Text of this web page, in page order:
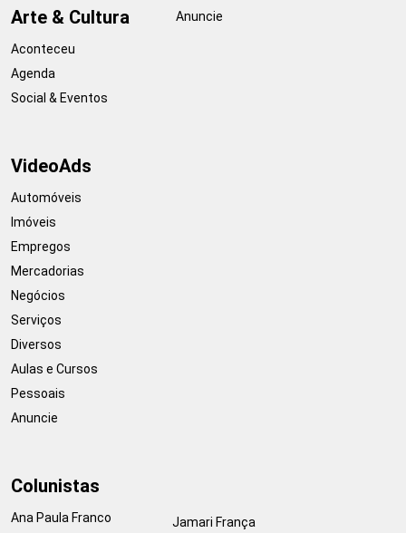
Arte & Cultura
Aconteceu
Agenda
Social & Eventos
Anuncie
VideoAds
Automóveis
Imóveis
Empregos
Mercadorias
Negócios
Serviços
Diversos
Aulas e Cursos
Pessoais
Anuncie
Colunistas
Ana Paula Franco
Jamari França